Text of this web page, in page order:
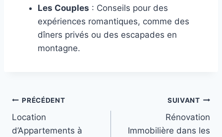
Les Couples : Conseils pour des
expériences romantiques, comme des
dîners privés ou des escapades en
montagne.
PRÉCÉDENT
Location
d’Appartements à
SUIVANT
Rénovation
Immobilière dans les